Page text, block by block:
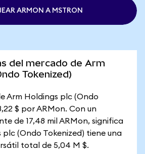
ARMON A MSTRON
del mercado de Arm
Tokenized)
Arm Holdings plc (Ondo
$ por ARMon. Con un
de 17,48 mil ARMon, significa
plc (Ondo Tokenized) tiene una
total de 5,04 M $.